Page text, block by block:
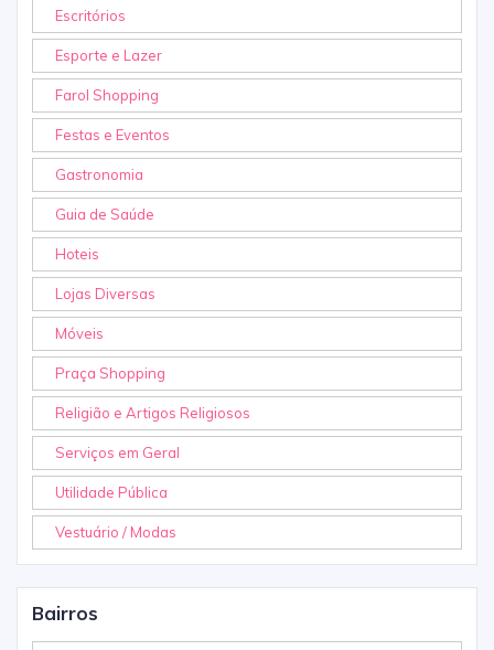
Escritórios
Esporte e Lazer
Farol Shopping
Festas e Eventos
Gastronomia
Guia de Saúde
Hoteis
Lojas Diversas
Móveis
Praça Shopping
Religião e Artigos Religiosos
Serviços em Geral
Utilidade Pública
Vestuário / Modas
Bairros